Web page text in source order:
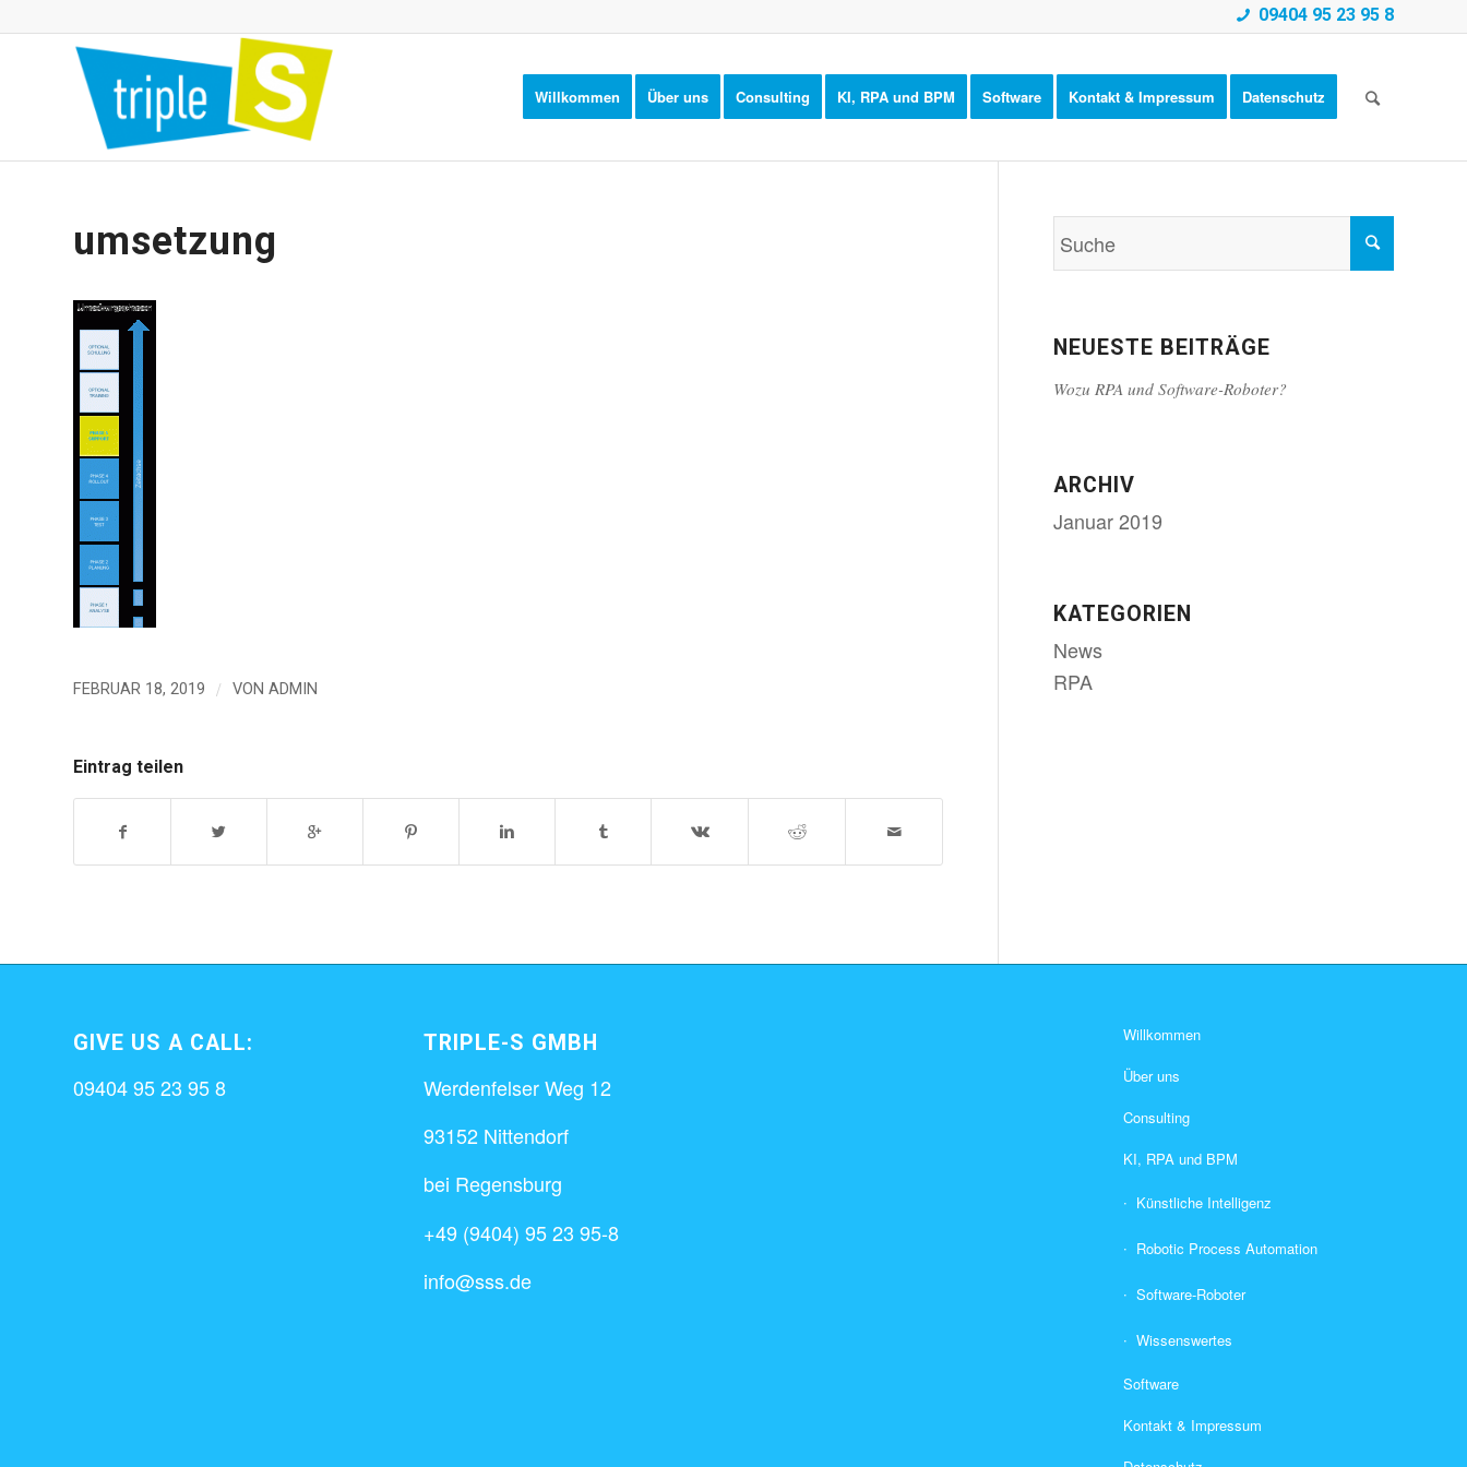
09404 95 23 95 8
Willkommen Über uns Consulting KI, RPA und BPM Software Kontakt & Impressum Datenschutz
umsetzung
FEBRUAR 18, 2019 / VON ADMIN
Eintrag teilen
NEUESTE BEITRÄGE
Wozu RPA und Software-Roboter?
ARCHIV
Januar 2019
KATEGORIEN
News
RPA
GIVE US A CALL:
09404 95 23 95 8
TRIPLE-S GMBH
Werdenfelser Weg 12
93152 Nittendorf
bei Regensburg
+49 (9404) 95 23 95-8
info@sss.de
Willkommen
Über uns
Consulting
KI, RPA und BPM
Künstliche Intelligenz
Robotic Process Automation
Software-Roboter
Wissenswertes
Software
Kontakt & Impressum